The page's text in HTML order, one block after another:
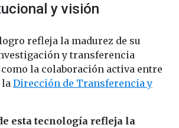
y visión
refleja la madurez de su
y transferencia
la colaboración activa entre
la Dirección de Transferencia y
esta tecnología refleja la